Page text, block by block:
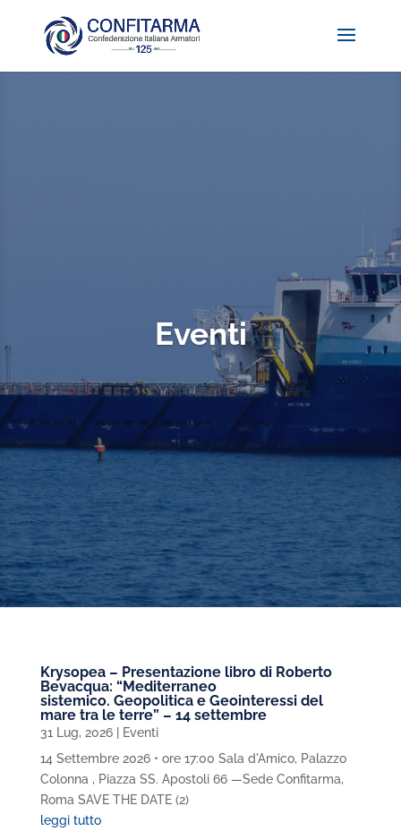
Eventi
Krysopea – Presentazione libro di Roberto
Bevacqua: “Mediterraneo
sistemico. Geopolitica e Geointeressi del
mare tra le terre” – 14 settembre
31 Lug, 2026|
Eventi
14 Settembre 2026 • ore 17:00 Sala d'Amico, Palazzo
Colonna , Piazza SS. Apostoli 66 —Sede Confitarma,
Roma SAVE THE DATE (2)
leggi tutto